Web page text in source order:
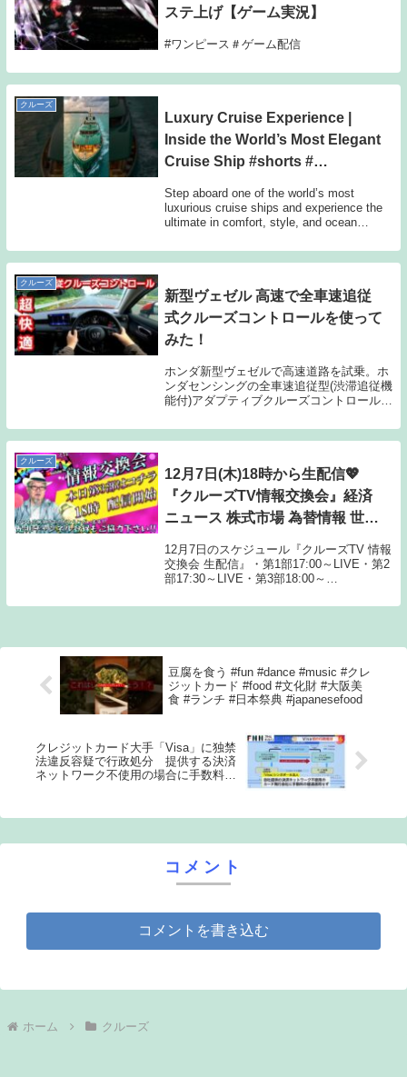
ステ上げ【ゲーム実況】
#ワンピース＃ゲーム配信
クルーズ
Luxury Cruise Experience |
Inside the World’s Most Elegant
Cruise Ship #shorts #
Step aboard one of the world’s most
luxurious cruise ships and experience the
ultimate in comfort, style, and ocean
クルーズ
新型ヴェゼル 高速で全車速追従
式クルーズコントロールを使って
みた！
ホンダ新型ヴェゼルで高速道路を試乗。ホ
ンダセンシングの全車速追従型(渋滞追従機
能付)アダプティブクルーズコントロール
路外逸脱抑制機能を体感してみた。★チャ
ンネル登録はこちら
クルーズ
12月7日(木)18時から生配信💖
『クルーズTV情報交換会』経済
ニュース 株式市場 為替情報 世界
ベトナムドン イラクディナール
ベーシックインカム クルーズTV
12月7日のスケジュール『クルーズTV 情報
交換会 生配信』・第1部17:00～LIVE・第2
部17:30～LIVE・第3部18:00～
LIVE配信が終わり次第 引き続き 『クルー
豆腐を食う #fun #dance #music #クレ
ジットカード #food #文化財 #大阪美
食 #ランチ #日本祭典 #japanesefood
クレジットカード大手「Visa」に独禁
法違反容疑で行政処分 提供する決済
ネットワーク不使用の場合に手数料の
コメント
コメントを書き込む
ホーム クルーズ